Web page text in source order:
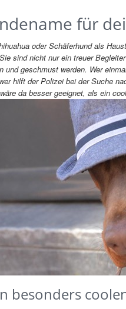
für
oder Schäferhund als
sind nicht nur ein treuer
und geschmust werden. Wer
hilft der Polizei bei der Suche
da besser geeignet, als ein
besonders